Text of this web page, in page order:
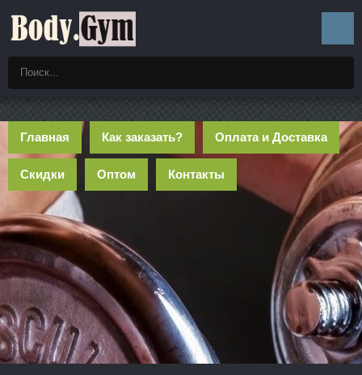
Главная Как заказать? Оплата и Доставка
Скидки Оптом Контакты